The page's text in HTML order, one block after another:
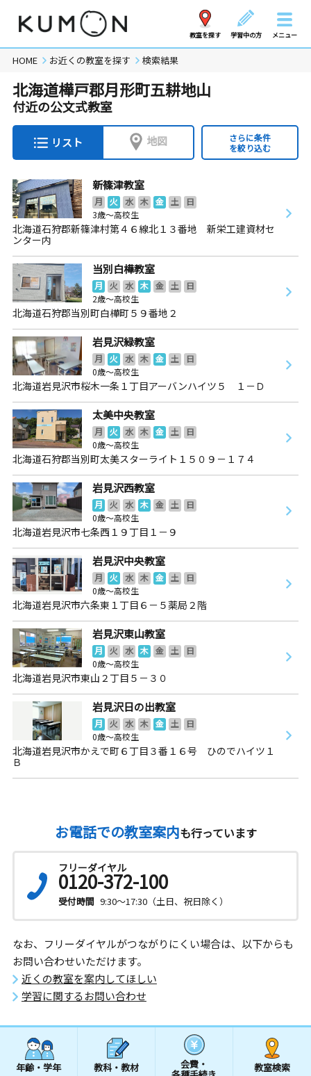
教室を探す 学習中の方 メニュー
HOME お近くの教室を探す 検索結果
北海道樺戸郡月形町五耕地山
付近の公文式教室
リスト 地図
さらに条件
を絞り込む
新篠津教室
月 火 水 木 金 土
日
3歳～高校生
北海道石狩郡新篠津村第４６線北１３番地 新栄工建資材セ
ンター内
当別白樺教室
月 火 水 木 金 土
日
2歳～高校生
北海道石狩郡当別町白樺町５９番地２
岩見沢緑教室
月 火 水 木 金 土
日
0歳～高校生
北海道岩見沢市桜木一条１丁目アーバンハイツ５ １－Ｄ
太美中央教室
月 火 水 木 金 土
日
0歳～高校生
北海道石狩郡当別町太美スターライト１５０９－１７４
岩見沢西教室
月 火 水 木 金 土
日
0歳～高校生
北海道岩見沢市七条西１９丁目１－９
岩見沢中央教室
月 火 水 木 金 土
日
0歳～高校生
北海道岩見沢市六条東１丁目６－５薬局２階
岩見沢東山教室
月 火 水 木 金 土
日
0歳～高校生
北海道岩見沢市東山２丁目５－３０
岩見沢日の出教室
月 火 水 木 金 土
日
0歳～高校生
北海道岩見沢市かえで町６丁目３番１６号 ひのでハイツ１
Ｂ
お電話での教室案内も行っています
フリーダイヤル
0120-372-100
受付時間 9:30～17:30（土日、祝日除く）
なお、フリーダイヤルがつながりにくい場合は、以下からも
お問い合わせいただけます。
近くの教室を案内してほしい
学習に関するお問い合わせ
年齢・学年 教科・教材 会費・ 教室検索